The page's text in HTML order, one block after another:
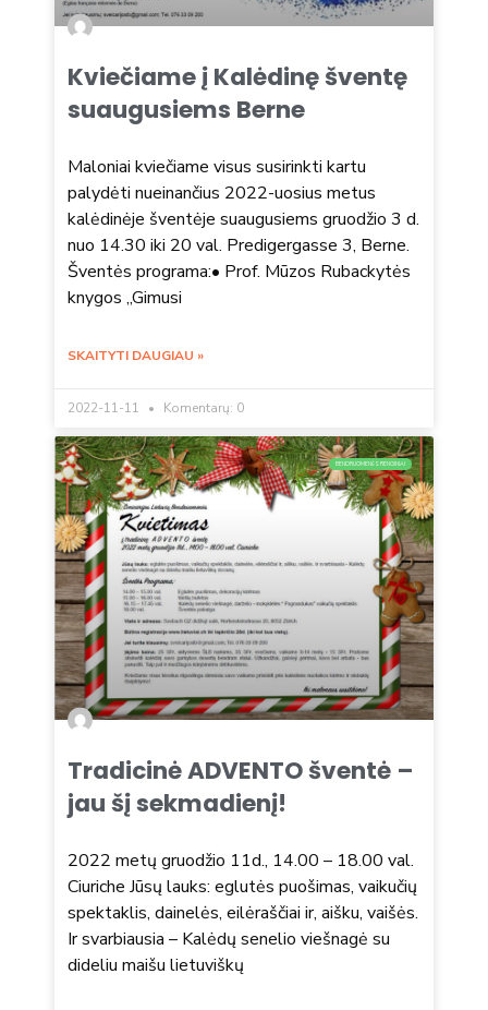
Kviečiame į Kalėdinę šventę
suaugusiems Berne
Maloniai kviečiame visus susirinkti kartu
palydėti nueinančius 2022-uosius metus
kalėdinėje šventėje suaugusiems gruodžio 3 d.
nuo 14.30 iki 20 val. Predigergasse 3, Berne.
Šventės programa:• Prof. Mūzos Rubackytės
knygos „Gimusi
SKAITYTI DAUGIAU »
2022-11-11 Komentarų: 0
BENDRUOMENĖS RENGINIAI
Tradicinė ADVENTO šventė –
jau šį sekmadienį!
2022 metų gruodžio 11d., 14.00 – 18.00 val.
Ciuriche Jūsų lauks: eglutės puošimas, vaikučių
spektaklis, dainelės, eilėraščiai ir, aišku, vaišės.
Ir svarbiausia – Kalėdų senelio viešnagė su
dideliu maišu lietuviškų